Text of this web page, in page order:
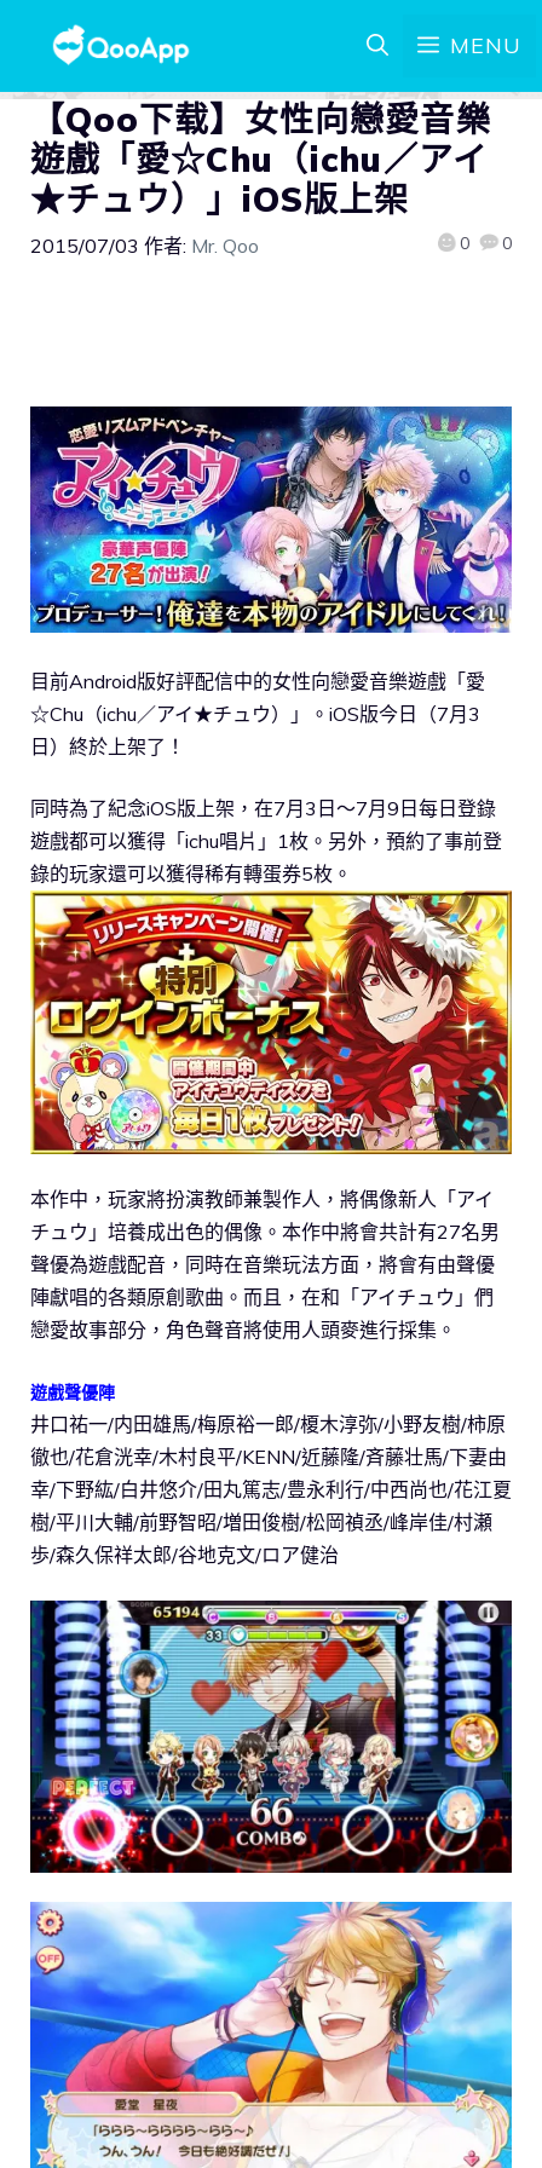
MENU
【Qoo下载】女性向戀愛音樂
遊戲「愛☆Chu（ichu／アイ
★チュウ）」iOS版上架
2015/07/03 作者: Mr. Qoo 0 0
目前Android版好評配信中的女性向戀愛音樂遊戲「愛
☆Chu（ichu／アイ★チュウ）」。iOS版今日（7月3
日）終於上架了！
同時為了紀念iOS版上架，在7月3日～7月9日每日登錄
遊戲都可以獲得「ichu唱片」1枚。另外，預約了事前登
錄的玩家還可以獲得稀有轉蛋券5枚。
本作中，玩家將扮演教師兼製作人，將偶像新人「アイ
チュウ」培養成出色的偶像。本作中將會共計有27名男
聲優為遊戲配音，同時在音樂玩法方面，將會有由聲優
陣獻唱的各類原創歌曲。而且，在和「アイチュウ」們
戀愛故事部分，角色聲音將使用人頭麥進行採集。
遊戲聲優陣
井口祐一/内田雄馬/梅原裕一郎/榎木淳弥/小野友樹/柿原
徹也/花倉洸幸/木村良平/KENN/近藤隆/斉藤壮馬/下妻由
幸/下野紘/白井悠介/田丸篤志/豊永利行/中西尚也/花江夏
樹/平川大輔/前野智昭/増田俊樹/松岡禎丞/峰岸佳/村瀬
歩/森久保祥太郎/谷地克文/ロア健治